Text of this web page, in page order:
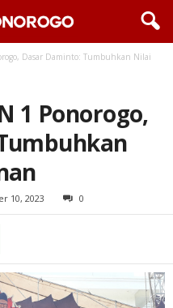
Dasar Daminto: Tumbuhkan Nilai
1 Ponorogo,
10, 2023 0